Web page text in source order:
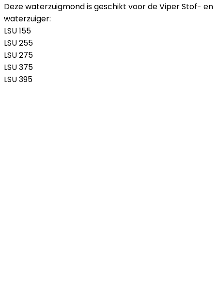
Deze waterzuigmond is geschikt voor de Viper Stof- en
waterzuiger:
LSU 155
LSU 255
LSU 275
LSU 375
LSU 395